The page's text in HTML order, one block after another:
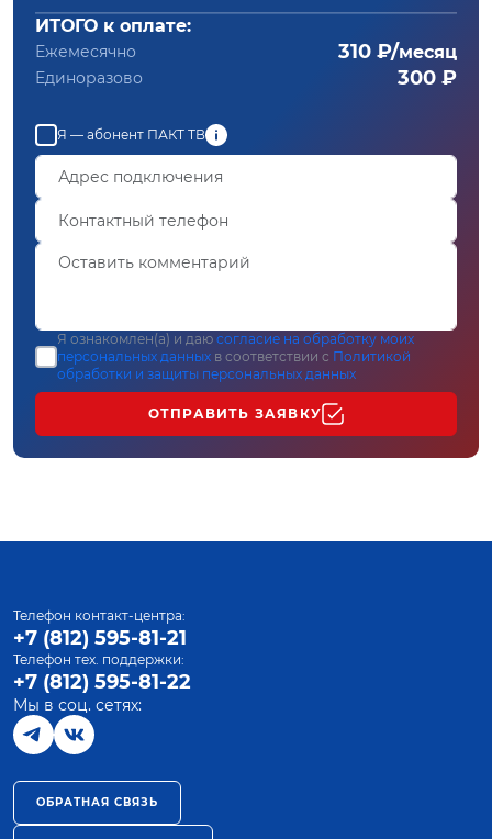
ИТОГО к оплате:
Ежемесячно 310 ₽/месяц
Единоразово 300 ₽
Я — абонент ПАКТ ТВ
Я ознакомлен(а) и даю согласие на обработку моих
персональных данных в соответствии с Политикой
обработки и защиты персональных данных
ОТПРАВИТЬ ЗАЯВКУ
Телефон контакт-центра:
+7 (812) 595-81-21
Телефон тех. поддержки:
+7 (812) 595-81-22
Мы в соц. сетях:
ОБРАТНАЯ СВЯЗЬ